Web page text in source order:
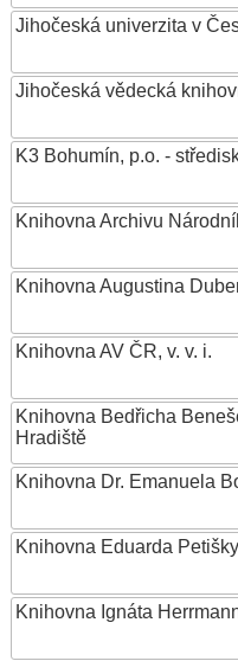
Jihočeská univerzita v
Jihočeská vědecká
K3 Bohumín, p.o. -
Knihovna Archivu
Knihovna Augustina
Knihovna AV ČR, v. v. i.
Knihovna Bedřicha
Hradiště
Knihovna Dr. Emanuela
Knihovna Eduarda Petišky
Knihovna Ignáta